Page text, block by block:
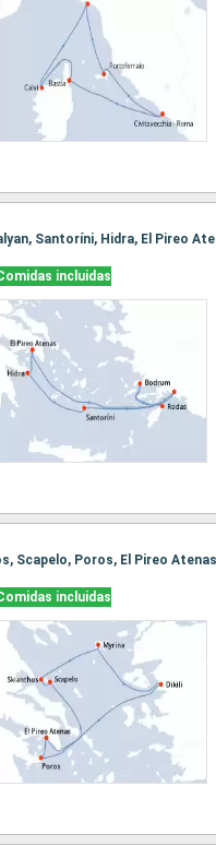
Santoríni, Hidra, El Pireo
incluidas
Scapelo, Poros, El Pireo Atenas
incluidas